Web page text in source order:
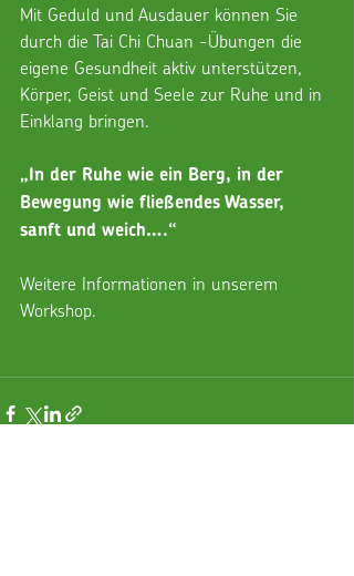
Mit Geduld und Ausdauer können Sie
durch die Tai Chi Chuan -Übungen die
eigene Gesundheit aktiv unterstützen,
Körper, Geist und Seele zur Ruhe und in
Einklang bringen.
„In der Ruhe wie ein Berg, in der
Bewegung wie fließendes Wasser,
sanft und weich….“
Weitere Informationen in unserem
Workshop.